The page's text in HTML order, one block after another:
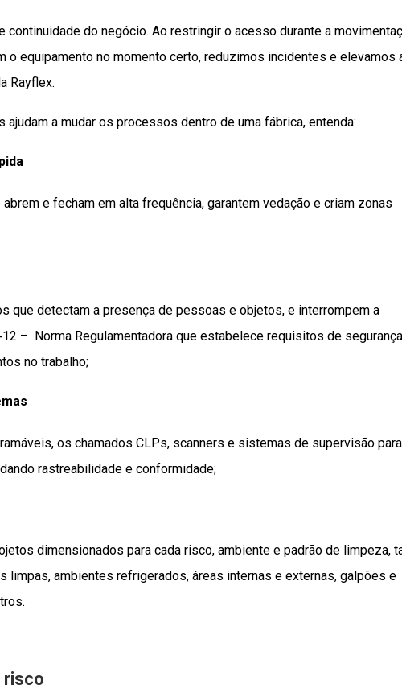
continuidade do negócio. Ao restringir o acesso durante a
o equipamento no momento certo, reduzimos incidentes e elevamos
Rayflex.
a mudar os processos dentro de uma fábrica, entenda:
e fecham em alta frequência, garantem vedação e criam zonas
que detectam a presença de pessoas e objetos, e interrompem a
– Norma Regulamentadora que estabelece requisitos de segurança
no trabalho;
os chamados CLPs, scanners e sistemas de supervisão para
rastreabilidade e conformidade;
dimensionados para cada risco, ambiente e padrão de limpeza,
limpas, ambientes refrigerados, áreas internas e externas, galpões e
risco